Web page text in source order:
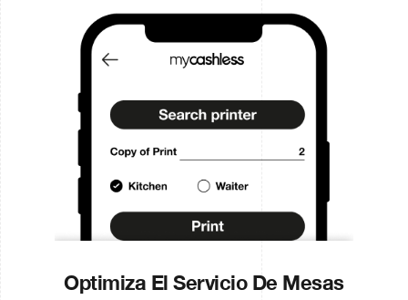
Optimiza El Servicio De Mesas